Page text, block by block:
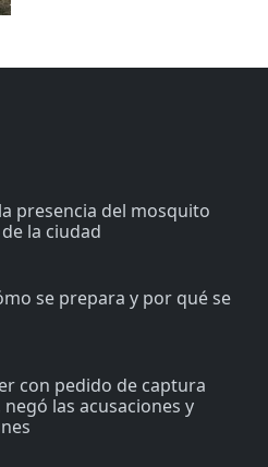
presencia del mosquito
la ciudad
se prepara y por qué se
con pedido de captura
las acusaciones y